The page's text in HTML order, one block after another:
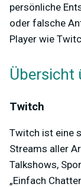
persönliche
oder falsche
Player wie
Twitch
Twitch ist eine
Streams aller
Talkshows,
„Einfach